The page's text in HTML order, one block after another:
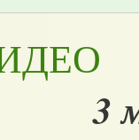
3